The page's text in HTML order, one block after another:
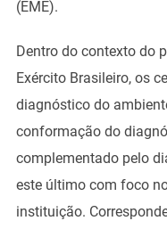
(EME).
Dentro do contexto do
Exército Brasileiro, os
diagnóstico do
conformação do
complementado pelo
este último com foco
instituição.